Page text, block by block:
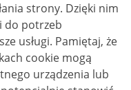
Dzięki nim
do potrzeb
Pamiętaj, że
cookie mogą
urządzenia lub